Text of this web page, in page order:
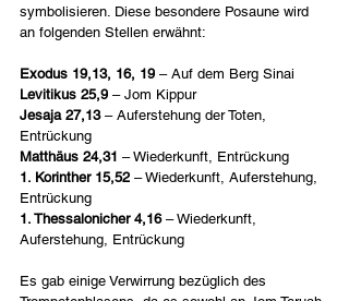
symbolisieren. Diese besondere Posaune wird
an folgenden Stellen erwähnt:
Exodus 19,13, 16, 19 – Auf dem Berg Sinai
Levitikus 25,9 – Jom Kippur
Jesaja 27,13 – Auferstehung der Toten,
Entrückung
Matthäus 24,31 – Wiederkunft, Entrückung
1. Korinther 15,52 – Wiederkunft, Auferstehung,
Entrückung
1. Thessalonicher 4,16 – Wiederkunft,
Auferstehung, Entrückung
Es gab einige Verwirrung bezüglich des